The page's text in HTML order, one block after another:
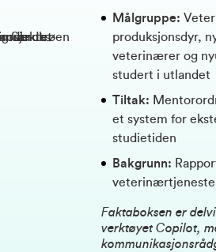
Målgruppe:
produksjonsdyr,
veterinærer og
studert i utlandet
Tiltak:
et system for
studietiden
Bakgrunn:
Faktaboksen er
verktøyet Copilot,